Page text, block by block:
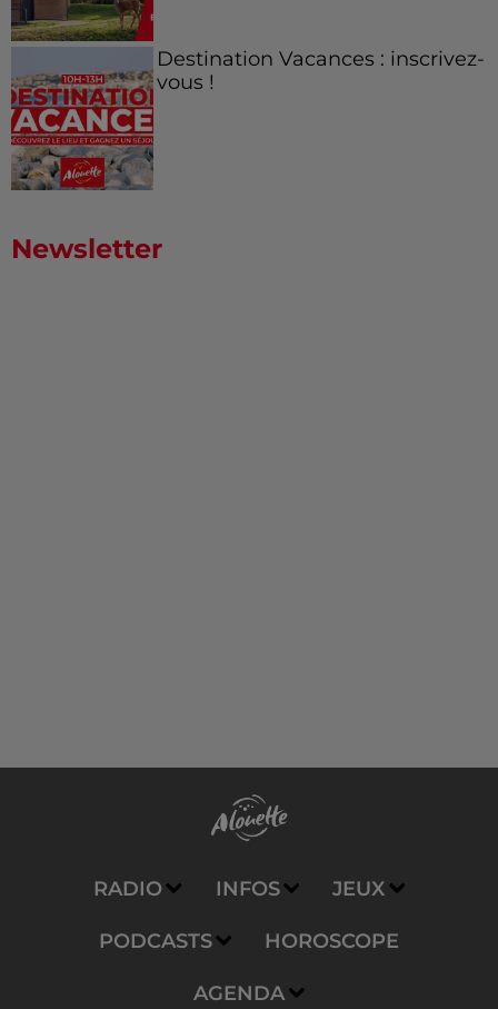
Destination Vacances : inscrivez-
vous !
Newsletter
RADIO INFOS JEUX
PODCASTS HOROSCOPE
AGENDA